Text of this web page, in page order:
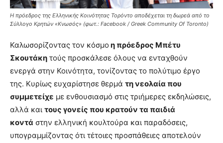
Η πρόεδρος της Ελληνικής Κοινότητας Τορόντο αποδέχεται τη δωρεά από το
Σύλλογο Κρητών «Κνωσός» (φωτ.: Facebook / Greek Community Of Toronto)
Καλωσορίζοντας τον κόσμο η πρόεδρος Μπέτυ
Σκουτάκη τούς προσκάλεσε όλους να ενταχθούν
ενεργά στην Κοινότητα, τονίζοντας το πολύτιμο έργο
της. Κυρίως ευχαρίστησε θερμά τη νεολαία που
συμμετείχε με ενθουσιασμό στις τριήμερες εκδηλώσεις,
αλλά και τους γονείς που κρατούν τα παιδιά
κοντά στην ελληνική κουλτούρα και παραδόσεις,
υπογραμμίζοντας ότι τέτοιες προσπάθειες αποτελούν